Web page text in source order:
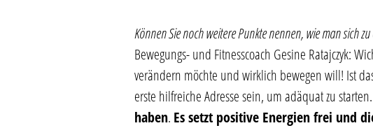
Können Sie noch weitere Punkte nennen, wie man sich
Bewegungs- und Fitnesscoach Gesine Ratajczyk:
verändern möchte und wirklich bewegen will! Ist
erste hilfreiche Adresse sein, um adäquat zu starten.
haben. Es setzt positive Energien frei und